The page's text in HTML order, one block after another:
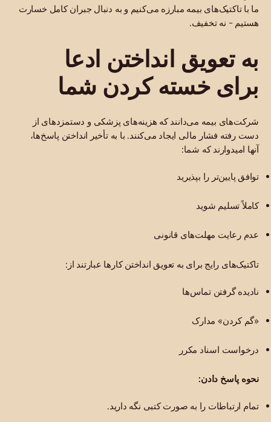
ما با تاکتیک‌های بیمه مبارزه می‌کنیم و به دنبال جبران کامل خسارت
هستیم - نه تخفیف.
به تعویق انداختن ادعا
برای خسته کردن شما
شرکت‌های بیمه می‌دانند که هزینه‌های پزشکی و دستمزدهای از
دست رفته فشار مالی ایجاد می‌کنند. با به تأخیر انداختن پاسخ‌ها،
آنها امیدوارند که شما:
توافق پایین‌تر را بپذیرید
کاملاً تسلیم شوید
عدم رعایت مهلت‌های قانونی
تاکتیک‌های رایج برای به تعویق انداختن کارها عبارتند از:
نادیده گرفتن تماس‌ها
«گم کردن» مدارک
درخواست اسناد مکرر
نحوه پاسخ دادن:
تمام ارتباطات را به صورت کتبی نگه دارید.